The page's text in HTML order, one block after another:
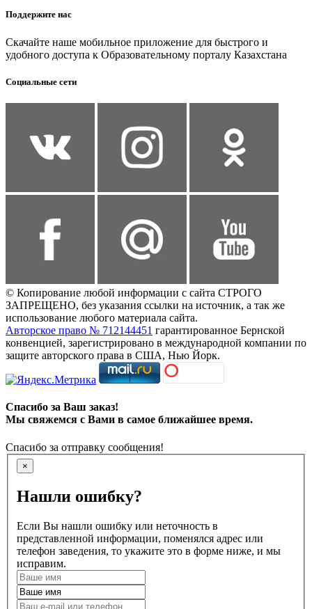
Поддержите нас
Скачайте наше мобильное приложение для быстрого и
удобного доступа к Образовательному порталу Казахстана
Социальные сети
© Копирование любой информации с сайта СТРОГО
ЗАПРЕЩЕНО, без указания ссылки на источник, а так же
использование любого материала сайта.
Авторское право № 712144451 гарантированное Бернской
конвенцией, зарегистрировано в международной компании по
защите авторского права в США, Нью Йорк.
Спасибо за Ваш заказ!
Мы свяжемся с Вами в самое ближайшее время.
Спасибо за отправку сообщения!
×
Нашли ошибку?
Если Вы нашли ошибку или неточность в
представленной информации, поменялся адрес или
телефон заведения, то укажите это в форме ниже, и мы
исправим.